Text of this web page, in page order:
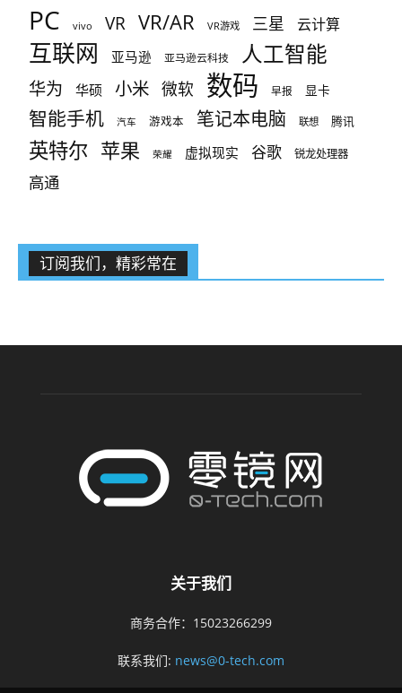
PC vivo VR VR/AR VR游戏 三星 云计算
互联网 亚马逊 亚马逊云科技 人工智能
华为 华硕 小米 微软 数码 早报 显卡
智能手机 汽车 游戏本 笔记本电脑 联想 腾讯
英特尔 苹果 荣耀 虚拟现实 谷歌 锐龙处理器
高通
订阅我们，精彩常在
关于我们
商务合作：15023266299
联系我们: news@0-tech.com